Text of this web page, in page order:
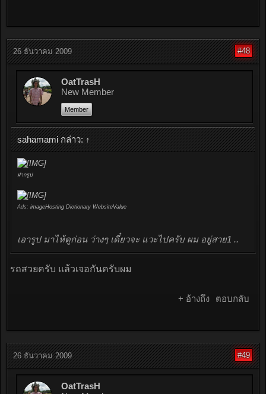
26 ธันวาคม 2009 #48
OatTrasH
New Member
Member
sahamami กล่าว: ↑
ฝากรูป
Ads: imageHosting Dictionary WebsiteValue
เอารูป มาไห้ดูก่อน ว่างๆ เดี๋ยวจะ แวะไปครับ ผม อยู่สาย1 ..
รถสวยครับ แล้วเจอกันครับผม
+ อ้างถึง ตอบกลับ
26 ธันวาคม 2009 #49
OatTrasH